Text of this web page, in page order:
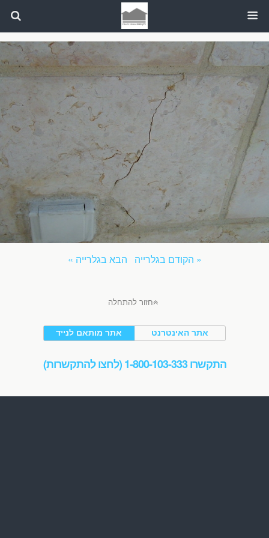
« הקודם בגלרייה הבא בגלרייה »
חזור להתחלה
אתר מותאם לנייד אתר האינטרנט
התקשרו 1-800-103-333 (לחצו להתקשרות)